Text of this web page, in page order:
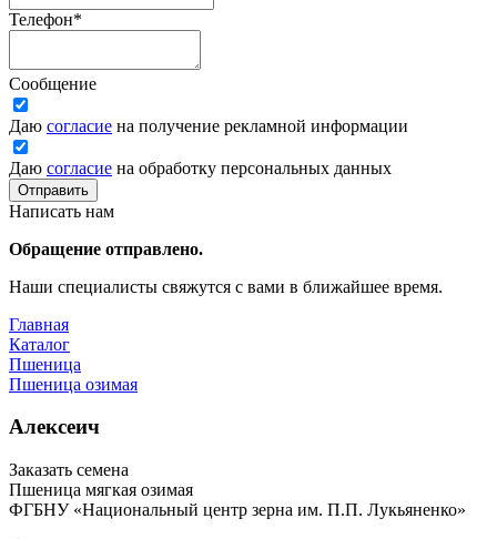
Телефон*
Сообщение
Даю согласие на получение рекламной информации
Даю согласие на обработку персональных данных
Отправить
Написать нам
Обращение отправлено.
Наши специалисты свяжутся с вами в ближайшее время.
Главная
Каталог
Пшеница
Пшеница озимая
Алексеич
Заказать семена
Пшеница мягкая озимая
ФГБНУ «Национальный центр зерна им. П.П. Лукьяненко»